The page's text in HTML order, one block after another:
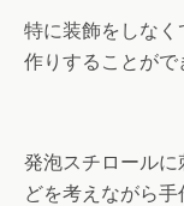
特に装飾をしな
作りすることがで
発泡スチロール
どを考えながら手